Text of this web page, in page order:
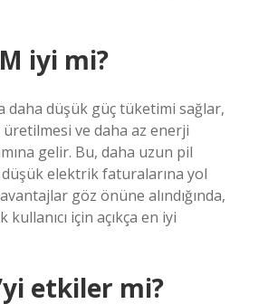
iyi mi?
daha düşük güç tüketimi sağlar,
üretilmesi ve daha az enerji
gelir. Bu, daha uzun pil
elektrik faturalarına yol
göz önüne alındığında,
kullanıcı için açıkça en iyi
etkiler mi?